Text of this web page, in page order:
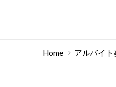
Home アルバイト